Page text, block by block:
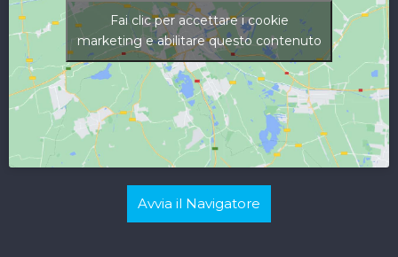
Fai clic per accettare i cookie
marketing e abilitare questo contenuto
Avvia il Navigatore